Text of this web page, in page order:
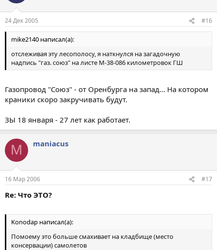
24 Дек 2005 #16
mike2140 написал(а):
отслеживая эту лесополосу, я наткнулся на загадочную
надпись "газ. союз" на листе М-38-086 километровок ГШ
Газопровод "Союз" - от Оренбурга на запад... На котором
краники скоро закручивать будут.
ЗЫ 18 января - 27 лет как работает.
M maniacus
16 Мар 2006 #17
Re: Что ЭТО?
Konodap написал(а):
Помоему это больше смахивает на кладбище (место
консервации) самолетов